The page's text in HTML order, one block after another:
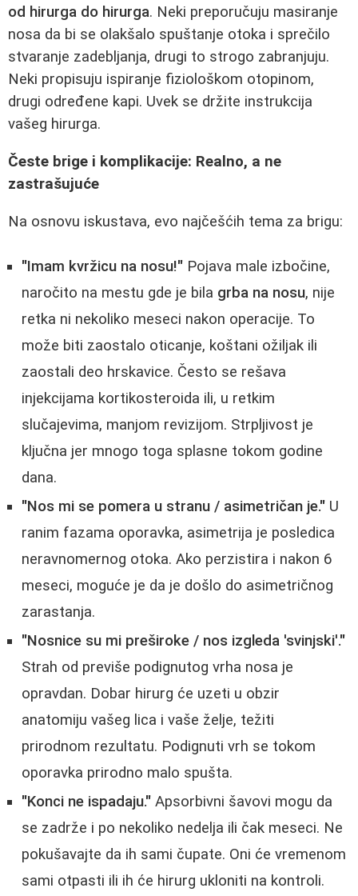
od hirurga do hirurga. Neki preporučuju masiranje
nosa da bi se olakšalo spuštanje otoka i sprečilo
stvaranje zadebljanja, drugi to strogo zabranjuju.
Neki propisuju ispiranje fiziološkom otopinom,
drugi određene kapi. Uvek se držite instrukcija
vašeg hirurga.
Česte brige i komplikacije: Realno, a ne
zastrašujuće
Na osnovu iskustava, evo najčešćih tema za brigu:
"Imam kvržicu na nosu!" Pojava male izbočine,
naročito na mestu gde je bila grba na nosu, nije
retka ni nekoliko meseci nakon operacije. To
može biti zaostalo oticanje, koštani ožiljak ili
zaostali deo hrskavice. Često se rešava
injekcijama kortikosteroida ili, u retkim
slučajevima, manjom revizijom. Strpljivost je
ključna jer mnogo toga splasne tokom godine
dana.
"Nos mi se pomera u stranu / asimetričan je." U
ranim fazama oporavka, asimetrija je posledica
neravnomernog otoka. Ako perzistira i nakon 6
meseci, moguće je da je došlo do asimetričnog
zarastanja.
"Nosnice su mi preširoke / nos izgleda 'svinjski'."
Strah od previše podignutog vrha nosa je
opravdan. Dobar hirurg će uzeti u obzir
anatomiju vašeg lica i vaše želje, težiti
prirodnom rezultatu. Podignuti vrh se tokom
oporavka prirodno malo spušta.
"Konci ne ispadaju." Apsorbivni šavovi mogu da
se zadrže i po nekoliko nedelja ili čak meseci. Ne
pokušavajte da ih sami čupate. Oni će vremenom
sami otpasti ili ih će hirurg ukloniti na kontroli.